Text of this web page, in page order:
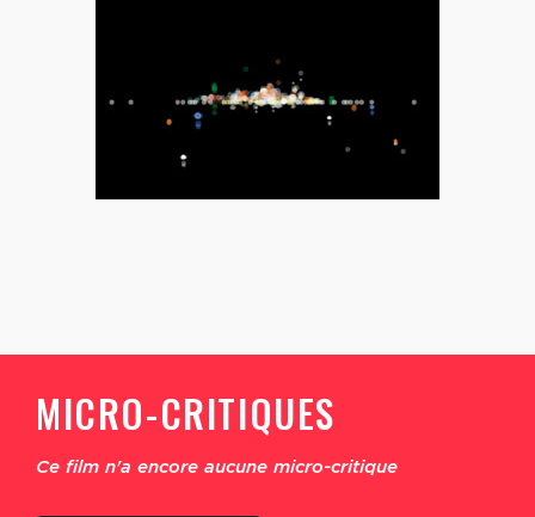
MICRO-CRITIQUES
Ce film n'a encore aucune micro-critique